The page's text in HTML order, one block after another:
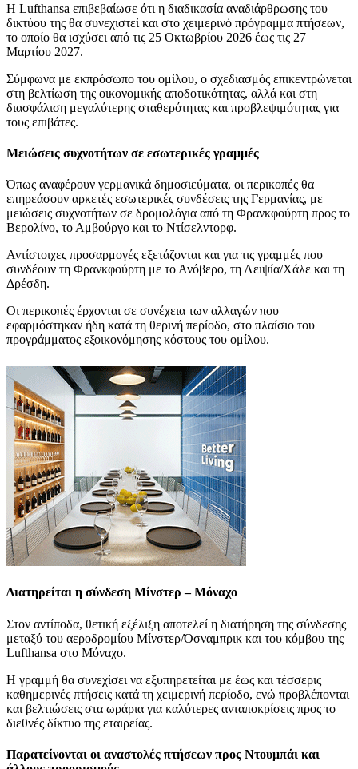
Η Lufthansa επιβεβαίωσε ότι η διαδικασία αναδιάρθρωσης του
δικτύου της θα συνεχιστεί και στο χειμερινό πρόγραμμα πτήσεων,
το οποίο θα ισχύσει από τις 25 Οκτωβρίου 2026 έως τις 27
Μαρτίου 2027.
Σύμφωνα με εκπρόσωπο του ομίλου, ο σχεδιασμός επικεντρώνεται
στη βελτίωση της οικονομικής αποδοτικότητας, αλλά και στη
διασφάλιση μεγαλύτερης σταθερότητας και προβλεψιμότητας για
τους επιβάτες.
Μειώσεις συχνοτήτων σε εσωτερικές γραμμές
Όπως αναφέρουν γερμανικά δημοσιεύματα, οι περικοπές θα
επηρεάσουν αρκετές εσωτερικές συνδέσεις της Γερμανίας, με
μειώσεις συχνοτήτων σε δρομολόγια από τη Φρανκφούρτη προς το
Βερολίνο, το Αμβούργο και το Ντίσελντορφ.
Αντίστοιχες προσαρμογές εξετάζονται και για τις γραμμές που
συνδέουν τη Φρανκφούρτη με το Ανόβερο, τη Λειψία/Χάλε και τη
Δρέσδη.
Οι περικοπές έρχονται σε συνέχεια των αλλαγών που
εφαρμόστηκαν ήδη κατά τη θερινή περίοδο, στο πλαίσιο του
προγράμματος εξοικονόμησης κόστους του ομίλου.
Διατηρείται η σύνδεση Μίνστερ – Μόναχο
Στον αντίποδα, θετική εξέλιξη αποτελεί η διατήρηση της σύνδεσης
μεταξύ του αεροδρομίου Μίνστερ/Όσναμπρικ και του κόμβου της
Lufthansa στο Μόναχο.
Η γραμμή θα συνεχίσει να εξυπηρετείται με έως και τέσσερις
καθημερινές πτήσεις κατά τη χειμερινή περίοδο, ενώ προβλέπονται
και βελτιώσεις στα ωράρια για καλύτερες ανταποκρίσεις προς το
διεθνές δίκτυο της εταιρείας.
Παρατείνονται οι αναστολές πτήσεων προς Ντουμπάι και